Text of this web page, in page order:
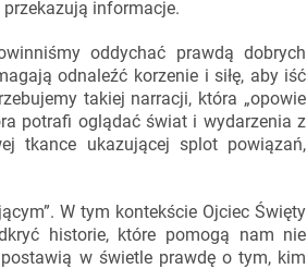
informacje.
oddychać prawdą dobrych
odnaleźć korzenie i siłę, aby iść
takiej narracji, która „opowie
potrafi oglądać świat i wydarzenia z
tkance ukazującej splot powiązań,
W tym kontekście Ojciec Święty
historie, które pomogą nam nie
w świetle prawdę o tym, kim